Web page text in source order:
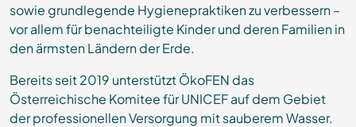
sowie grundlegende Hygienepraktiken zu verbessern –
vor allem für benachteiligte Kinder und deren Familien in
den ärmsten Ländern der Erde.
Bereits seit 2019 unterstützt ÖkoFEN das
Österreichische Komitee für UNICEF auf dem Gebiet
der professionellen Versorgung mit sauberem Wasser.